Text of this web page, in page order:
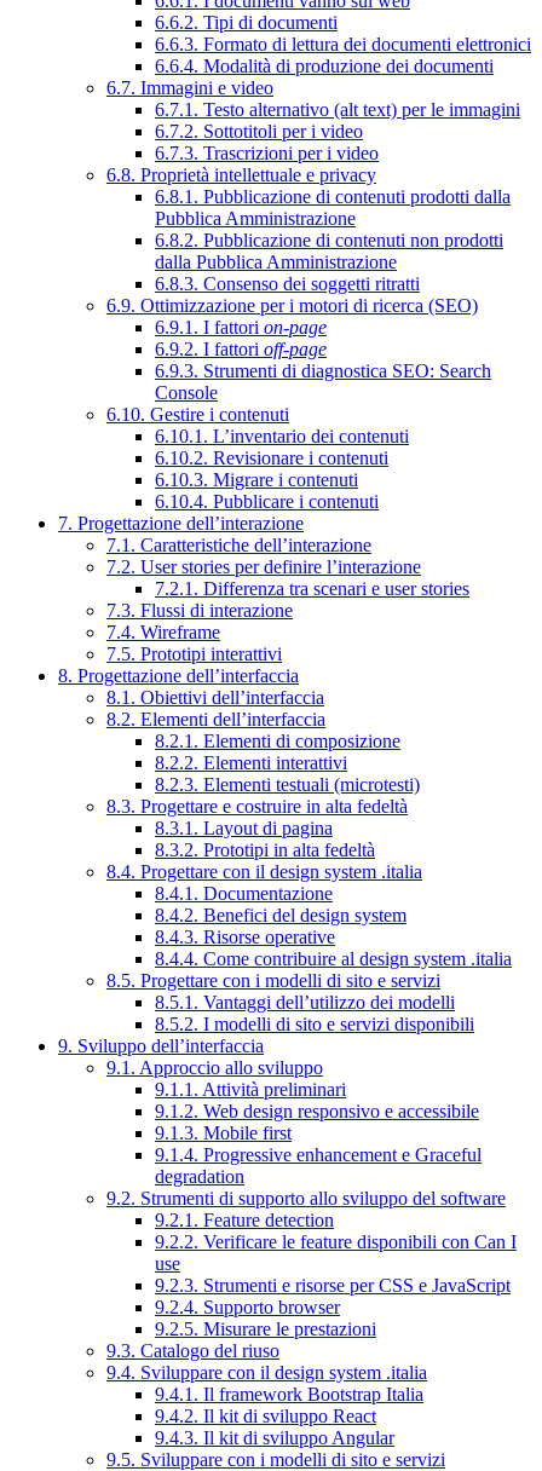
6.6.2. Tipi di documenti
6.6.3. Formato di lettura dei documenti elettronici
6.6.4. Modalità di produzione dei documenti
6.7. Immagini e video
6.7.1. Testo alternativo (alt text) per le immagini
6.7.2. Sottotitoli per i video
6.7.3. Trascrizioni per i video
6.8. Proprietà intellettuale e privacy
6.8.1. Pubblicazione di contenuti prodotti dalla
Pubblica Amministrazione
6.8.2. Pubblicazione di contenuti non prodotti
dalla Pubblica Amministrazione
6.8.3. Consenso dei soggetti ritratti
6.9. Ottimizzazione per i motori di ricerca (SEO)
6.9.1. I fattori on-page
6.9.2. I fattori off-page
6.9.3. Strumenti di diagnostica SEO: Search
Console
6.10. Gestire i contenuti
6.10.1. L’inventario dei contenuti
6.10.2. Revisionare i contenuti
6.10.3. Migrare i contenuti
6.10.4. Pubblicare i contenuti
7. Progettazione dell’interazione
7.1. Caratteristiche dell’interazione
7.2. User stories per definire l’interazione
7.2.1. Differenza tra scenari e user stories
7.3. Flussi di interazione
7.4. Wireframe
7.5. Prototipi interattivi
8. Progettazione dell’interfaccia
8.1. Obiettivi dell’interfaccia
8.2. Elementi dell’interfaccia
8.2.1. Elementi di composizione
8.2.2. Elementi interattivi
8.2.3. Elementi testuali (microtesti)
8.3. Progettare e costruire in alta fedeltà
8.3.1. Layout di pagina
8.3.2. Prototipi in alta fedeltà
8.4. Progettare con il design system .italia
8.4.1. Documentazione
8.4.2. Benefici del design system
8.4.3. Risorse operative
8.4.4. Come contribuire al design system .italia
8.5. Progettare con i modelli di sito e servizi
8.5.1. Vantaggi dell’utilizzo dei modelli
8.5.2. I modelli di sito e servizi disponibili
9. Sviluppo dell’interfaccia
9.1. Approccio allo sviluppo
9.1.1. Attività preliminari
9.1.2. Web design responsivo e accessibile
9.1.3. Mobile first
9.1.4. Progressive enhancement e Graceful
degradation
9.2. Strumenti di supporto allo sviluppo del software
9.2.1. Feature detection
9.2.2. Verificare le feature disponibili con Can I
use
9.2.3. Strumenti e risorse per CSS e JavaScript
9.2.4. Supporto browser
9.2.5. Misurare le prestazioni
9.3. Catalogo del riuso
9.4. Sviluppare con il design system .italia
9.4.1. Il framework Bootstrap Italia
9.4.2. Il kit di sviluppo React
9.4.3. Il kit di sviluppo Angular
9.5. Sviluppare con i modelli di sito e servizi